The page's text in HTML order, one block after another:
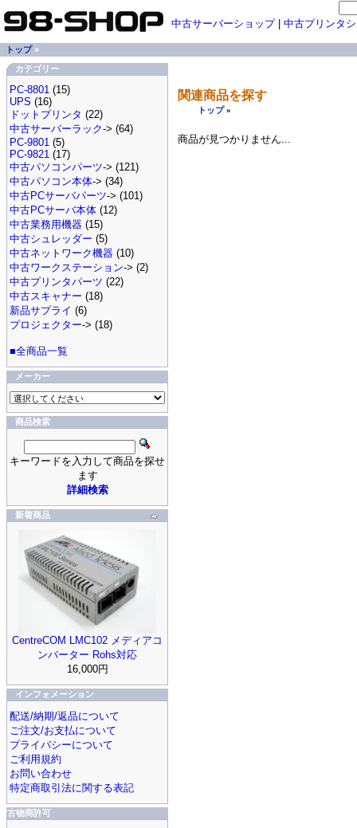
関連商品を探す
トップ»
商品が見つかりません...
中古サーバーショップ| 中古プリンタ
トップ»
カテゴリー
PC-8801 (15)
UPS (16)
ドットプリンタ (22)
中古サーバーラック-> (64)
PC-9801 (5)
PC-9821 (17)
中古パソコンパーツ-> (121)
中古パソコン本体-> (34)
中古PCサーバパーツ-> (101)
中古PCサーバ本体 (12)
中古業務用機器 (15)
中古シュレッダー (5)
中古ネットワーク機器 (10)
中古ワークステーション-> (2)
中古プリンタパーツ (22)
中古スキャナー (18)
新品サプライ (6)
プロジェクター-> (18)
■全商品一覧
メーカー
商品検索
キーワードを入力して商品を探せ
ます
詳細検索
新着商品
CentreCOM LMC102 メディアコ
ンバーター Rohs対応
16,000円
インフォメーション
配送/納期/返品について
ご注文/お支払について
プライバシーについて
ご利用規約
お問い合わせ
特定商取引法に関する表記
古物商許可